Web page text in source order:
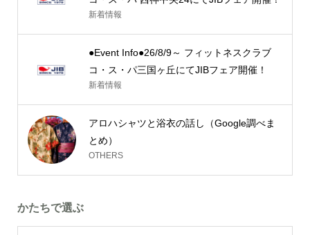
新着情報
●Event Info●26/8/9～ フィットネスクラブ
コ・ス・パ三国ヶ丘にてJIBフェア開催！
新着情報
アロハシャツと浴衣の話し（Google調べま
とめ）
OTHERS
かたちで選ぶ